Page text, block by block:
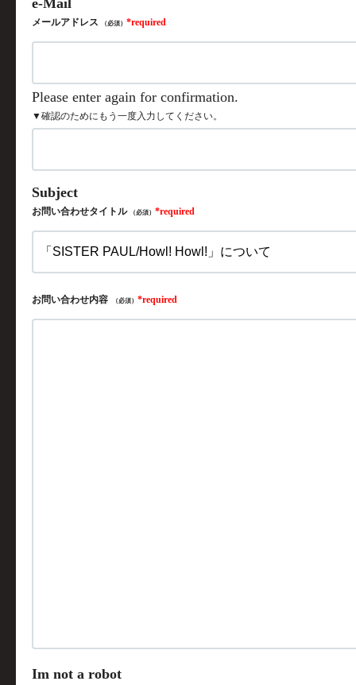
メールアドレス （必須）
▼確認のためにもう一度入力してください。
お問い合わせタイトル （必須）
お問い合わせ内容 （必須）